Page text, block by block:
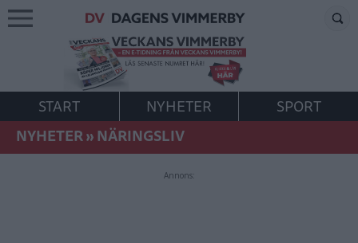
START NYHETER
SPORT
NYHETER»NÄRINGSLIV
Annons: